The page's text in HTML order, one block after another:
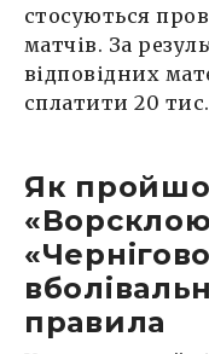
стосуються
матчів. За
відповідних
сплатити 20
Як
правила